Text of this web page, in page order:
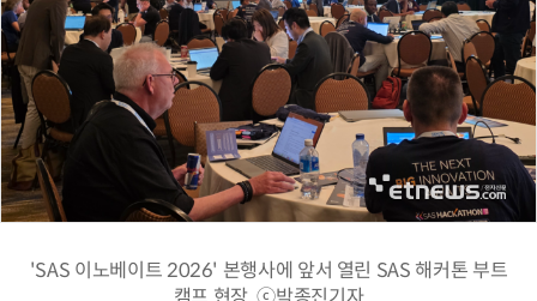
'SAS 이노베이트 2026' 본행사에 앞서 열린 SAS 해커톤 부트